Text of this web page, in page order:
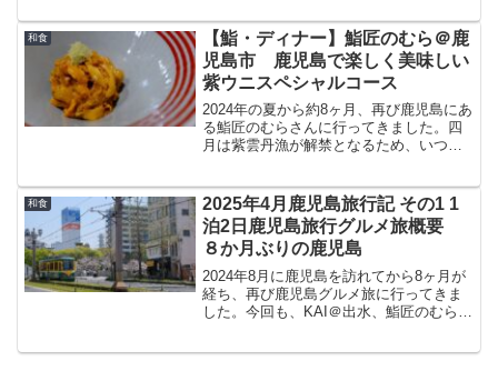
今回は、こちらでいただいたランチにつ
いて紹介します。たまは...
和食
【鮨・ディナー】鮨匠のむら＠鹿
児島市 鹿児島で楽しく美味しい
紫ウニスペシャルコース
2024年の夏から約8ヶ月、再び鹿児島にあ
る鮨匠のむらさんに行ってきました。四
月は紫雲丹漁が解禁となるため、いつも
いつもの様な日本酒のペアリングに旨い
鮨、鮨匠のむらさん...
和食
2025年4月鹿児島旅行記 その1 1
泊2日鹿児島旅行グルメ旅概要
８か月ぶりの鹿児島
2024年8月に鹿児島を訪れてから8ヶ月が
経ち、再び鹿児島グルメ旅に行ってきま
した。今回も、KAI＠出水、鮨匠のむら＠